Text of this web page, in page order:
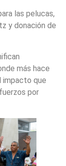
las pelucas,
y donación de
más hace
impacto que
por